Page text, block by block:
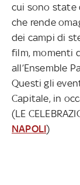
cui sono state
che rende
dei campi di
film, momenti
all’Ensemble
Questi gli
Capitale, in
(LE
NAPOLI)